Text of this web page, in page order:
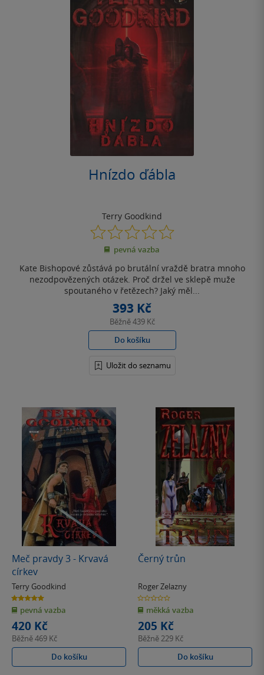
Hnízdo ďábla
Terry Goodkind
0.0
z
5
pevná vazba
Kate Bishopové zůstává po brutální vraždě bratra mnoho
nezodpovězených otázek. Proč držel ve sklepě muže
spoutaného v řetězech? Jaký měl...
393 Kč
Běžně439 Kč
Do košíku
Uložit do seznamu
Meč pravdy 3 - Krvavá
církev
Terry Goodkind
5.0
z
5
hvězdiček
pevná vazba
420 Kč
Běžně469 Kč
Do košíku
Černý trůn
Roger Zelazny
0.0
z
5
hvězdiček
měkká vazba
205 Kč
Běžně229 Kč
Do košíku